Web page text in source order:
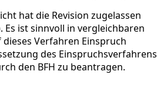
hat die Revision zugelassen
Es ist sinnvoll in vergleichbaren
Verfahren Einspruch
des Einspruchsverfahrens
den BFH zu beantragen.